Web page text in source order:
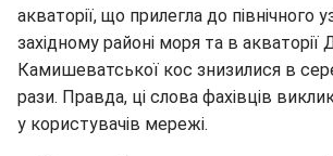
акваторії, що прилегла до північного
західному районі моря та в акваторії
Камишеватської кос знизилися в
рази. Правда, ці слова фахівців
у користувачів мережі.